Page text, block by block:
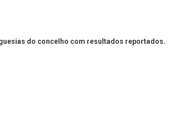
do concelho com resultados reportados.